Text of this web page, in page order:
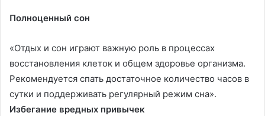
Полноценный сон
«Отдых и сон играют важную роль в процессах
восстановления клеток и общем здоровье организма.
Рекомендуется спать достаточное количество часов в
сутки и поддерживать регулярный режим сна».
Избегание вредных привычек